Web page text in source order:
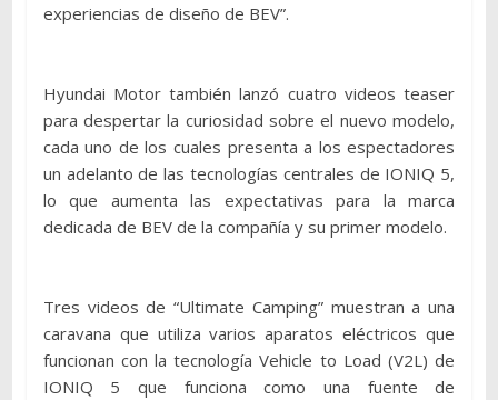
experiencias de diseño de BEV”.
Hyundai Motor también lanzó cuatro videos teaser
para despertar la curiosidad sobre el nuevo modelo,
cada uno de los cuales presenta a los espectadores
un adelanto de las tecnologías centrales de IONIQ 5,
lo que aumenta las expectativas para la marca
dedicada de BEV de la compañía y su primer modelo.
Tres videos de “Ultimate Camping” muestran a una
caravana que utiliza varios aparatos eléctricos que
funcionan con la tecnología Vehicle to Load (V2L) de
IONIQ 5 que funciona como una fuente de